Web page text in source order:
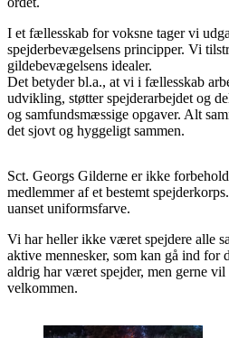
I et fællesskab for voksne tager vi
spejderbevægelsens principper. Vi
gildebevægelsens idealer.
Det betyder bl.a., at vi i fællesskab
udvikling, støtter spejderarbejdet og
og samfunds­mæssige opgaver. Alt
det sjovt og hyggeligt sammen.
Sct. Georgs Gilderne er ikke
medlemmer af et bestemt
uanset uniformsfarve.
Vi har heller ikke været spejdere alle
aktive mennesker, som kan gå ind for
aldrig har været spejder, men gerne
velkommen.